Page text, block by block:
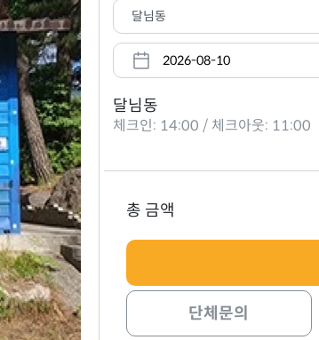
달님동
달님동
체크인: 14:00 / 체크아웃: 11:00
총 금액
단체문의